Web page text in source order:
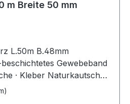
m Breite 50 mm
L.50m B.48mm
beschichtetes Gewebeband
· Kleber Naturkautschuk
geeignet, z. B.